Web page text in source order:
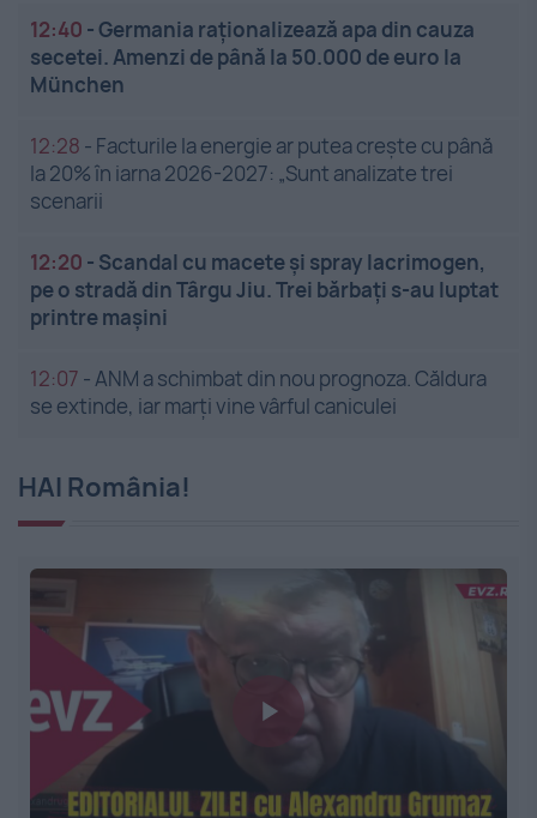
12:40 -Germania raționalizează apa din cauza
secetei. Amenzi de până la 50.000 de euro la
München
12:28 - Facturile la energie ar putea crește cu până
la 20% în iarna 2026-2027: „Sunt analizate trei
scenarii
12:20 - Scandal cu macete și spray lacrimogen,
pe o stradă din Târgu Jiu. Trei bărbați s-au luptat
printre mașini
12:07 -ANM a schimbat din nou prognoza. Căldura
se extinde, iar marți vine vârful caniculei
HAI România!